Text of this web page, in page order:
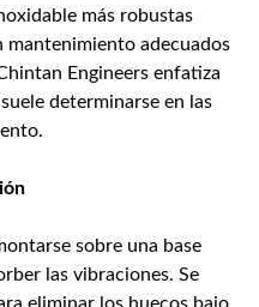
más robustas
mantenimiento adecuados
Engineers enfatiza
determinarse en las
sobre una base
las vibraciones. Se